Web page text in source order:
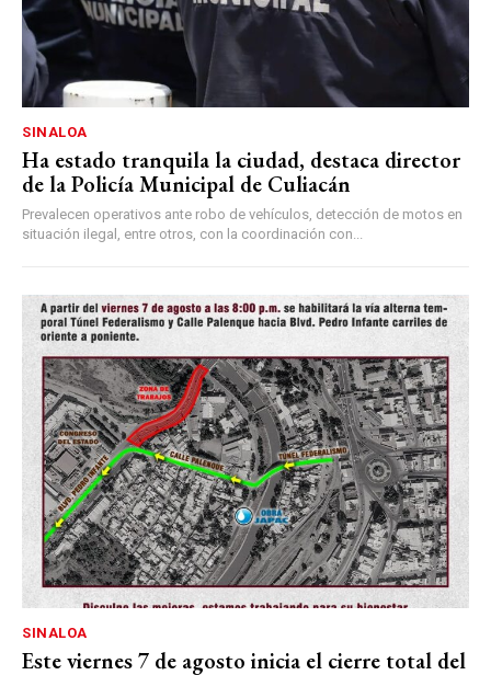
SINALOA
Ha estado tranquila la ciudad, destaca director
de la Policía Municipal de Culiacán
Prevalecen operativos ante robo de vehículos, detección de motos en
situación ilegal, entre otros, con la coordinación con...
SINALOA
Este viernes 7 de agosto inicia el cierre total del